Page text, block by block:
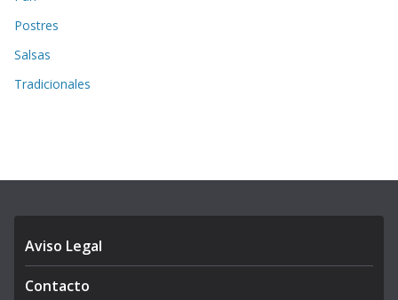
Postres
Salsas
Tradicionales
Aviso Legal
Contacto